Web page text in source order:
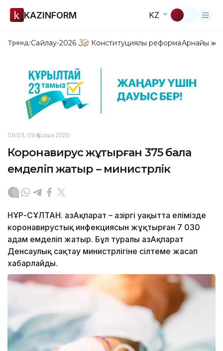
KAZINFORM KZ
Тренд:Сайлау-2026 Конституциялық реформаАрнайы
09:03, 09 Қараша 2020
Коронавирус жұқтырған 375 бала
емделіп жатыр – министрлік
НҰР-СҰЛТАН. ҚазАқпарат – Қазіргі уақытта елімізде
коронавирустық инфекциясын жұқтырған 7 030
адам емделіп жатыр. Бұл туралы ҚазАқпарат
Денсаулық сақтау министрлігіне сілтеме жасап
хабарлайды.